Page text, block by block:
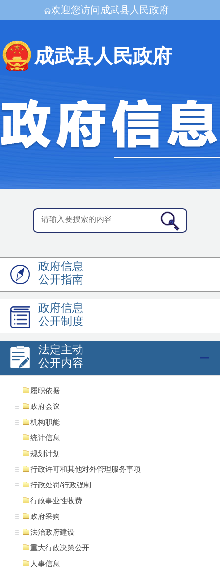
欢迎您访问成武县人民政府
成武县人民政府
政府信息
公开指南
政府信息
公开制度
法定主动
公开内容
履职依据
政府会议
机构职能
统计信息
规划计划
行政许可和其他对外管理服务事项
行政处罚/行政强制
行政事业性收费
政府采购
法治政府建设
重大行政决策公开
人事信息